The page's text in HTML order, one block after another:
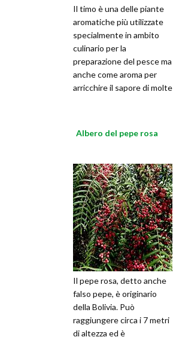
Il timo è una delle piante
aromatiche più utilizzate
specialmente in ambito
culinario per la
preparazione del pesce ma
anche come aroma per
arricchire il sapore di molte
Albero del pepe rosa
Il pepe rosa, detto anche
falso pepe, è originario
della Bolivia. Può
raggiungere circa i 7 metri
di altezza ed è